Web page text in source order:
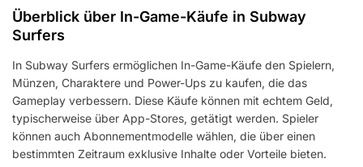
Überblick über In-Game-Käufe in Subway
Surfers
In Subway Surfers ermöglichen In-Game-Käufe den Spielern,
Münzen, Charaktere und Power-Ups zu kaufen, die das
Gameplay verbessern. Diese Käufe können mit echtem Geld,
typischerweise über App-Stores, getätigt werden. Spieler
können auch Abonnementmodelle wählen, die über einen
bestimmten Zeitraum exklusive Inhalte oder Vorteile bieten.